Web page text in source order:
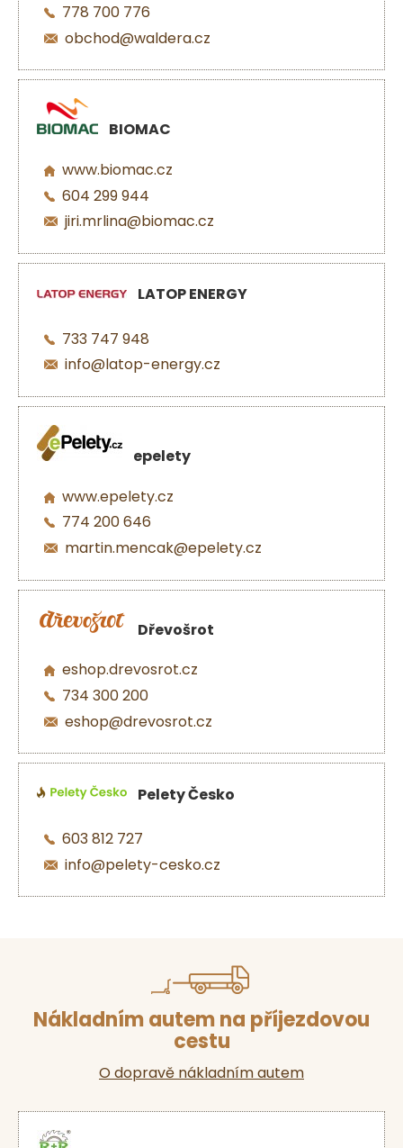
778 700 776
obchod@waldera.cz
BIOMAC
www.biomac.cz
604 299 944
jiri.mrlina@biomac.cz
LATOP ENERGY
733 747 948
info@latop-energy.cz
epelety
www.epelety.cz
774 200 646
martin.mencak@epelety.cz
Dřevošrot
eshop.drevosrot.cz
734 300 200
eshop@drevosrot.cz
Pelety Česko
603 812 727
info@pelety-cesko.cz
Nákladním autem na příjezdovou
cestu
O dopravě nákladním autem